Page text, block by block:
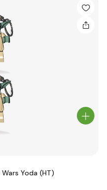
Yoda (HT)